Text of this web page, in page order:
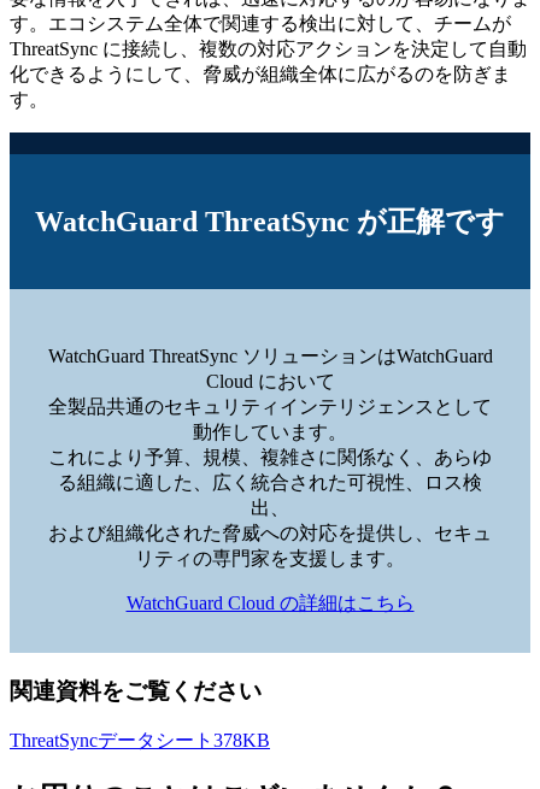
す。エコシステム全体で関連する検出に対して、チームが
ThreatSync に接続し、複数の対応アクションを決定して自動
化できるようにして、脅威が組織全体に広がるのを防ぎま
す。
WatchGuard ThreatSync が正解です
WatchGuard ThreatSync ソリューションはWatchGuard
Cloud において
全製品共通のセキュリティインテリジェンスとして
動作しています。
これにより予算、規模、複雑さに関係なく、あらゆ
る組織に適した、広く統合された可視性、ロス検
出、
および組織化された脅威への対応を提供し、セキュ
リティの専門家を支援します。
WatchGuard Cloud の詳細はこちら
関連資料をご覧ください
ThreatSyncデータシート 378KB